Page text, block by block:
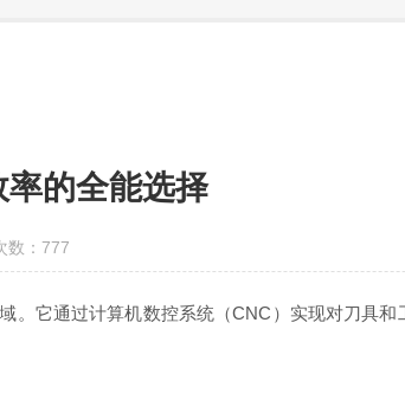
的全能选择
：777
通过计算机数控系统（CNC）实现对刀具和